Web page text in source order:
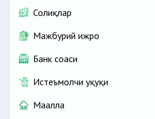
Солиқлар
Мажбурий ижро
Банк соҳаси
Истеъмолчи ҳуқуқи
Маҳалла